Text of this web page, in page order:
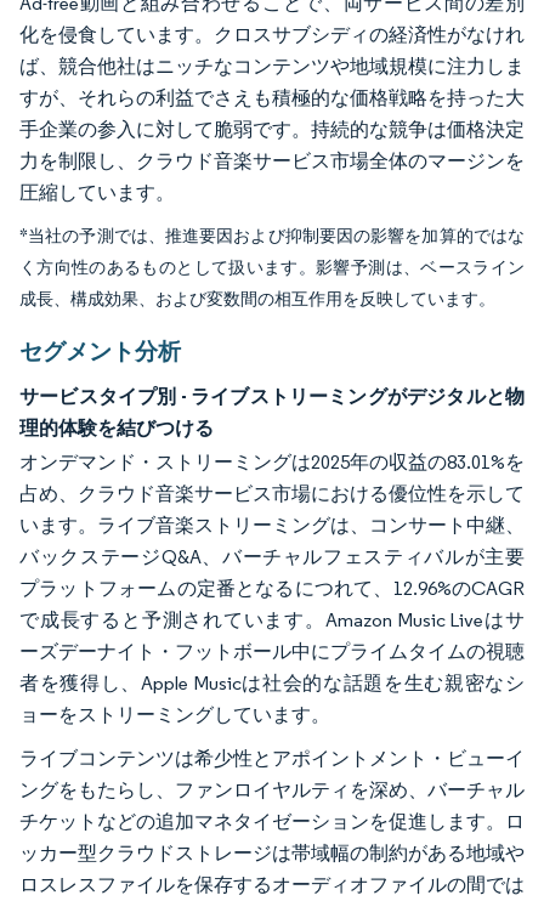
化を侵食しています。クロスサブシディの経済性がなけれ
ば、競合他社はニッチなコンテンツや地域規模に注力しま
すが、それらの利益でさえも積極的な価格戦略を持った大
手企業の参入に対して脆弱です。持続的な競争は価格決定
力を制限し、クラウド音楽サービス市場全体のマージンを
圧縮しています。
*当社の予測では、推進要因および抑制要因の影響を加算的ではな
く方向性のあるものとして扱います。影響予測は、ベースライン
成長、構成効果、および変数間の相互作用を反映しています。
セグメント分析
サービスタイプ別 - ライブストリーミングがデジタルと物
理的体験を結びつける
オンデマンド・ストリーミングは2025年の収益の83.01%を
占め、クラウド音楽サービス市場における優位性を示して
います。ライブ音楽ストリーミングは、コンサート中継、
バックステージQ&A、バーチャルフェスティバルが主要
プラットフォームの定番となるにつれて、12.96%のCAGR
で成長すると予測されています。Amazon Music Liveはサ
ーズデーナイト・フットボール中にプライムタイムの視聴
者を獲得し、Apple Musicは社会的な話題を生む親密なシ
ョーをストリーミングしています。
ライブコンテンツは希少性とアポイントメント・ビューイ
ングをもたらし、ファンロイヤルティを深め、バーチャル
チケットなどの追加マネタイゼーションを促進します。ロ
ッカー型クラウドストレージは帯域幅の制約がある地域や
ロスレスファイルを保存するオーディオファイルの間では